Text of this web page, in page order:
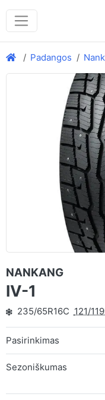
Padangos
NANKANG
IV-1
235/65R16C 121/
Pasirinkimas
Sezoniškumas